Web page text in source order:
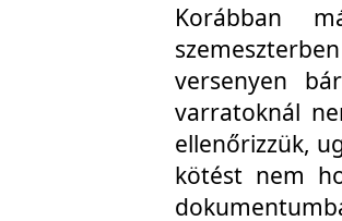
Korábban
versenyen
varratoknál
ellenőrizzük,
kötést nem